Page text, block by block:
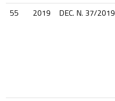
55
2019 DEC. N. 37/2019